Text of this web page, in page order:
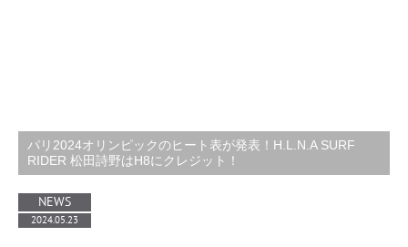
パリ2024オリンピックのヒート表が発表！H.L.N.A SURF
RIDER 松田詩野はH8にクレジット！
NEWS
2024.05.23